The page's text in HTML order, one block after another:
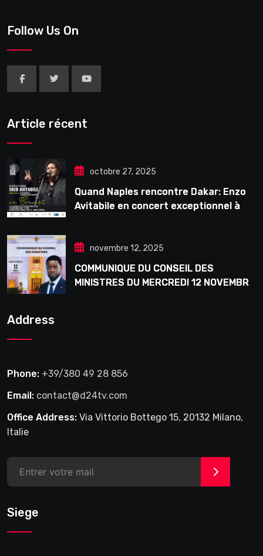
Follow Us On
Article récent
octobre 27, 2025
Quand Naples rencontre Dakar: Enzo
Avitabile en concert exceptionnel à
novembre 12, 2025
COMMUNIQUE DU CONSEIL DES
MINISTRES DU MERCREDI 12 NOVEMBRE
Address
Phone: +39/380 49 28 856
Email: contact@d24tv.com
Office Address: Via Vittorio Bottego 15, 20132 Milano,
Italie
>
Siege